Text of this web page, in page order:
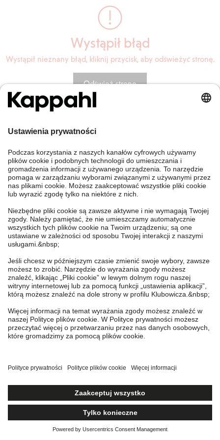
Wystąpił błąd
Wystąpił nieznany błąd, kliknij przycisk, aby odświeżyć stronę.
Odśwież stronę